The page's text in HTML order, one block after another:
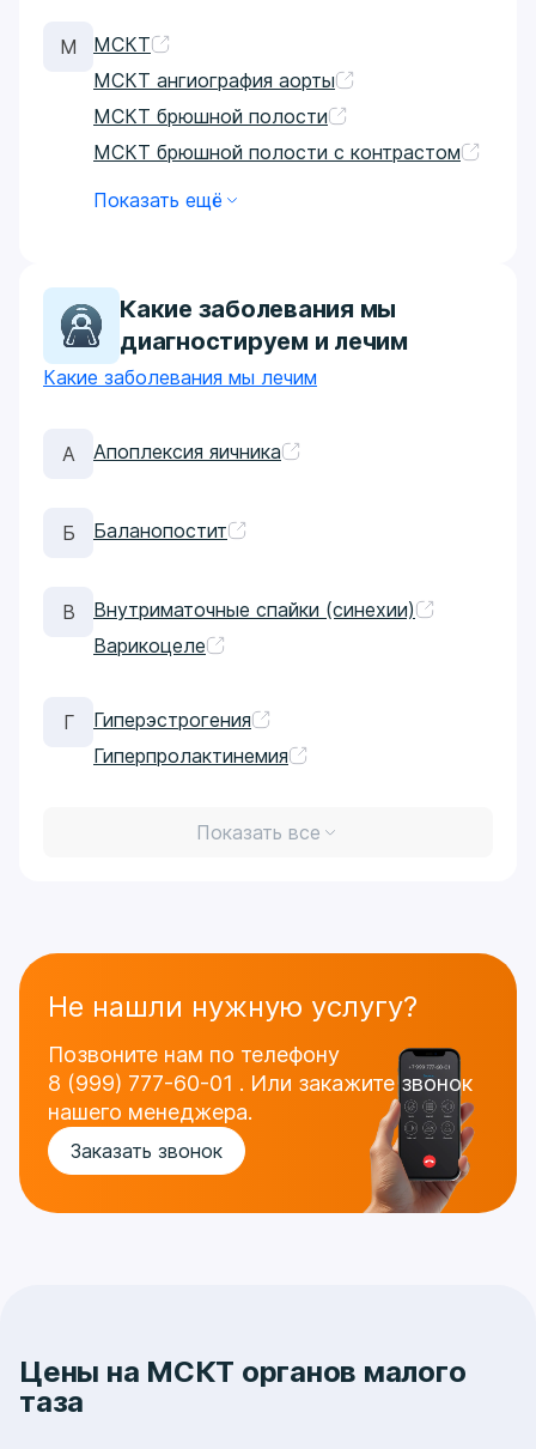
М
МСКТ
МСКТ ангиография аорты
МСКТ брюшной полости
МСКТ брюшной полости с контрастом
Показать ещё
Какие заболевания мы
диагностируем и лечим
Какие заболевания мы лечим
А Апоплексия яичника
Б Баланопостит
В
Внутриматочные спайки (синехии)
Варикоцеле
Г
Гиперэстрогения
Гиперпролактинемия
Показать все
Заказать звонок
Не нашли нужную услугу?
Позвоните нам по телефону
8 (999) 777-60-01 . Или закажите звонок
нашего менеджера.
Цены на МСКТ органов малого
таза